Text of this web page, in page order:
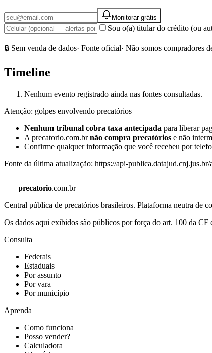
Monitorar grátis
Sou o(a) titular do crédito (ou
🔒 Sem venda de dados· Fonte oficial· Não somos compradores
Timeline
Nenhum evento registrado ainda nas fontes consultadas.
Atenção: golpes envolvendo precatórios
Nenhum tribunal cobra taxa antecipada para liberar
A precatorio.com.brnão compra precatórios e não
Confirme qualquer informação que você recebeu por
Fonte da última atualização: https://api-
precatorio.com.br
Central pública de precatórios brasileiros. Plataforma neutra de
Os dados aqui exibidos são públicos por força do art. 100 da
Consulta
Federais
Estaduais
Por assunto
Por vara
Por município
Aprenda
Como funciona
Posso vender?
Calculadora